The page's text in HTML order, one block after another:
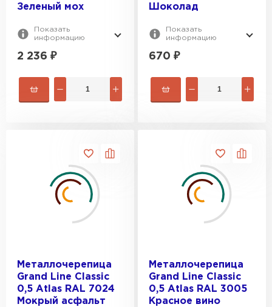
Зеленый мох
Показать
информацию
2 236 ₽
Шоколад
Показать
информацию
670 ₽
Металлочерепица
Grand Line Classic
0,5 Atlas RAL 7024
Мокрый асфальт
Металлочерепица
Grand Line Classic
0,5 Atlas RAL 3005
Красное вино